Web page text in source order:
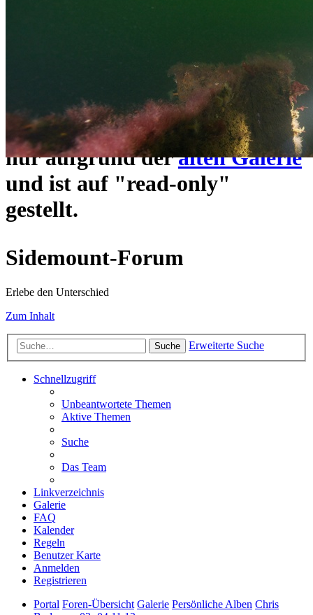
https://www.sidemount-
erreichbar.
Das alte Forum hier existiert
nur aufgrund deralten Galerie
und ist auf "read-only"
gestellt.
Sidemount-Forum
Erlebe den Unterschied
Zum Inhalt
Suche Erweiterte Suche
Schnellzugriff
Unbeantwortete Themen
Aktive Themen
Suche
Das Team
Linkverzeichnis
Galerie
FAQ
Kalender
Regeln
Benutzer Karte
Anmelden
Registrieren
Portal Foren-Übersicht Galerie Persönliche Alben Chris